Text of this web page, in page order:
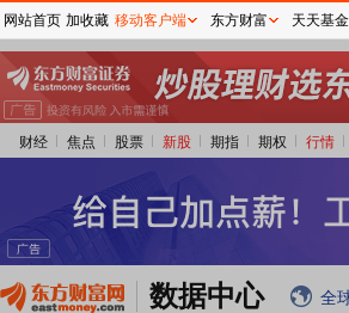
财经 焦点 股票 新股 期指 期权 行情
数据中心 全
网站首页 加收藏 移动客户端 东方财富 天天基